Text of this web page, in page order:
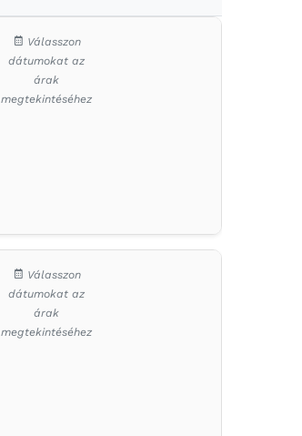
Válasszon
dátumokat az
árak
megtekintéséhez
Válasszon
dátumokat az
árak
megtekintéséhez